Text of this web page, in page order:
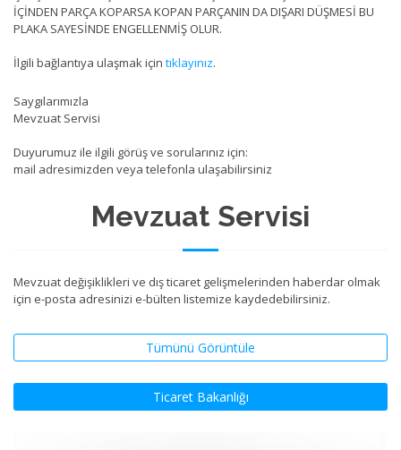
Mevzuat Servisi
Mevzuat değişiklikleri ve dış ticaret gelişmelerinden haberdar olmak
için e-posta adresinizi e-bülten listemize kaydedebilirsiniz.
Tümünü Görüntüle
Ticaret Bakanlığı
İÇİNDEN PARÇA KOPARSA KOPAN PARÇANIN DA DIŞARI DÜŞMESİ BU
PLAKA SAYESİNDE ENGELLENMİŞ OLUR.
İlgili bağlantıya ulaşmak için tıklayınız.
Saygılarımızla
Mevzuat Servisi
Duyurumuz ile ilgili görüş ve sorularınız için:
mail adresimizden veya telefonla ulaşabilirsiniz